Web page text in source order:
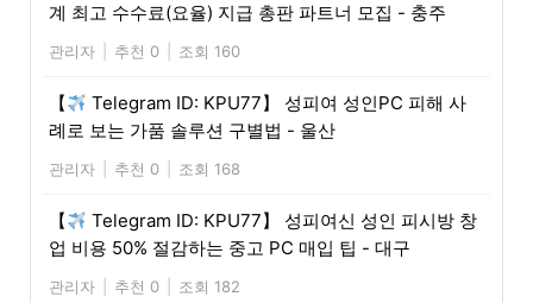
계 최고 수수료(요율) 지급 총판 파트너 모집 - 충주
관리자 추천 0 조회 160
【
Telegram ID: KPU77】 성피여 성인PC 피해 사
례로 보는 가품 솔루션 구별법 - 울산
관리자 추천 0 조회 168
【
Telegram ID: KPU77】 성피여신 성인 피시방 창
업 비용 50% 절감하는 중고 PC 매입 팁 - 대구
관리자 추천 0 조회 182